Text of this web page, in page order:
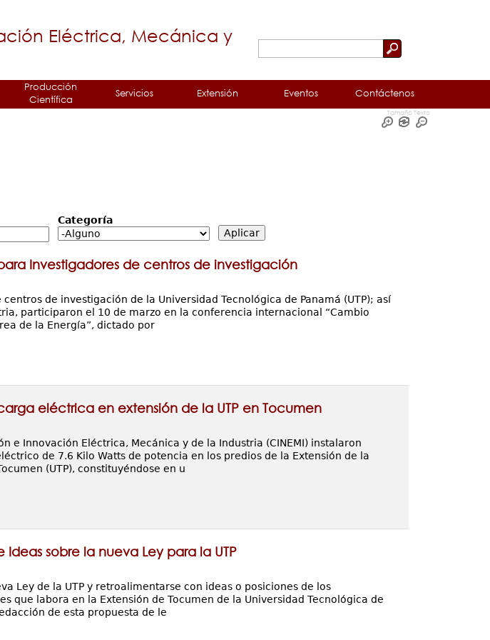
Eléctrica, Mecánica y
Producción
Científica
Servicios Extensión Eventos Contáctenos
Tamaño Texto
Categoría
Investigadores de centros de investigación
de investigación de la Universidad Tecnológica de Panamá (UTP); así
participaron el 10 de marzo en la conferencia internacional “Cambio
de la Energía”, dictado por
eléctrica en extensión de la UTP en Tocumen
e Innovación Eléctrica, Mecánica y de la Industria (CINEMI) instalaron
de 7.6 Kilo Watts de potencia en los predios de la Extensión de la
(UTP), constituyéndose en u
sobre la nueva Ley para la UTP
Ley de la UTP y retroalimentarse con ideas o posiciones de los
que labora en la Extensión de Tocumen de la Universidad Tecnológica de
de esta propuesta de le